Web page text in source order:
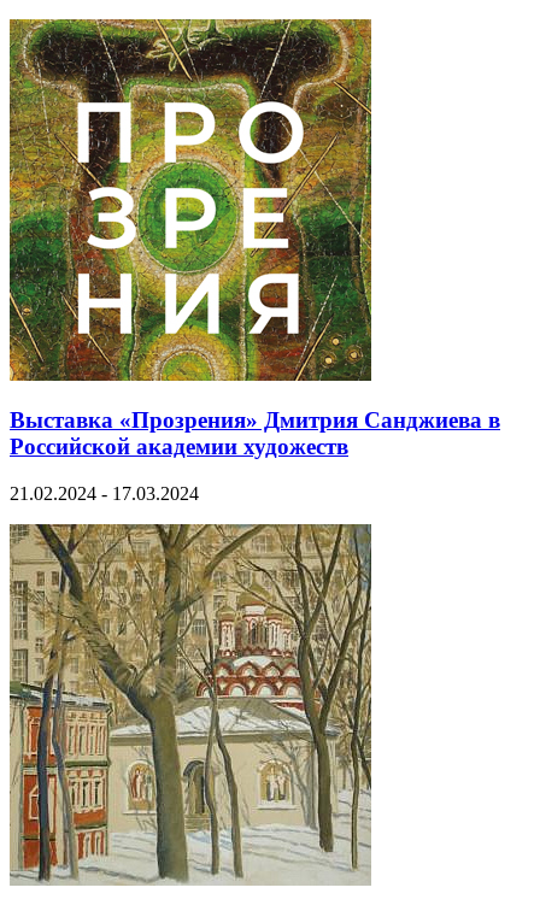
Выставка «Прозрения» Дмитрия Санджиева в
Российской академии художеств
21.02.2024 - 17.03.2024